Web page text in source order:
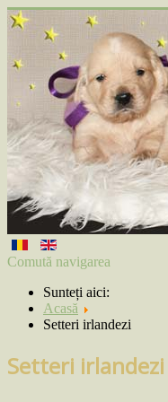
Comută navigarea
Sunteți aici:
Acasă
Setteri irlandezi
Setteri irlandezi